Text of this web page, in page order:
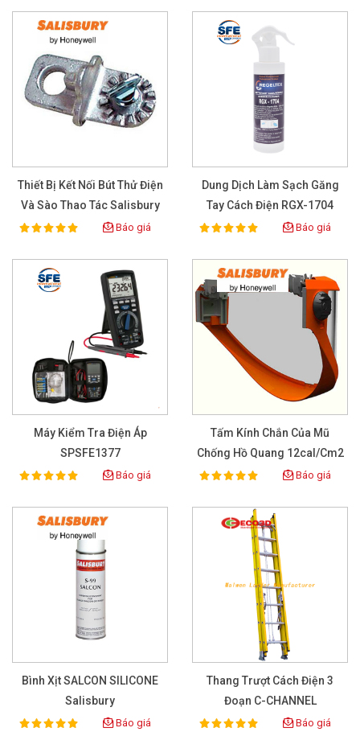
Thiết Bị Kết Nối Bút Thử Điện
Và Sào Thao Tác Salisbury
2500
Rating:
100% Báo giá
Dung Dịch Làm Sạch Găng
Tay Cách Điện RGX-1704
Rating:
100% Báo giá
Máy Kiểm Tra Điện Áp
SPSFE1377
Rating:
100% Báo giá
Tấm Kính Chắn Của Mũ
Chống Hồ Quang 12cal/cm2
Rating:
100% Báo giá
Bình Xịt SALCON SILICONE
Salisbury
Rating:
100% Báo giá
Thang Trượt Cách Điện 3
Đoạn C-CHANNEL
Rating:
100% Báo giá